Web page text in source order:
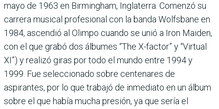
mayo de 1963 en Birmingham, Inglaterra. Comenzó su
carrera musical profesional con la banda Wolfsbane en
1984, ascendió al Olimpo cuando se unió a Iron Maiden,
con el que grabó dos álbumes “The X-factor” y “Virtual
XI”) y realizó giras por todo el mundo entre 1994 y
1999. Fue seleccionado sobre centenares de
aspirantes, por lo que trabajó de inmediato en un álbum
sobre el que había mucha presión, ya que sería el